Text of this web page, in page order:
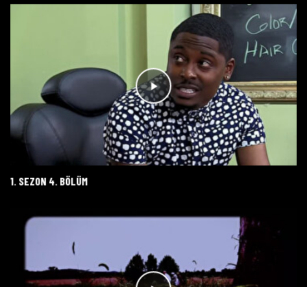
1. SEZON 4. BÖLÜM